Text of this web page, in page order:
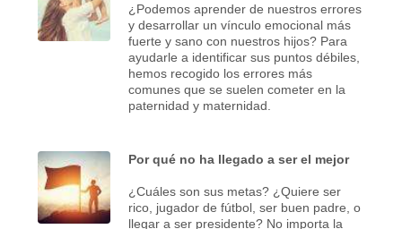
¿Podemos aprender de nuestros errores
y desarrollar un vínculo emocional más
fuerte y sano con nuestros hijos? Para
ayudarle a identificar sus puntos débiles,
hemos recogido los errores más
comunes que se suelen cometer en la
paternidad y maternidad.
Por qué no ha llegado a ser el mejor
¿Cuáles son sus metas? ¿Quiere ser
rico, jugador de fútbol, ser buen padre, o
llegar a ser presidente? No importa la